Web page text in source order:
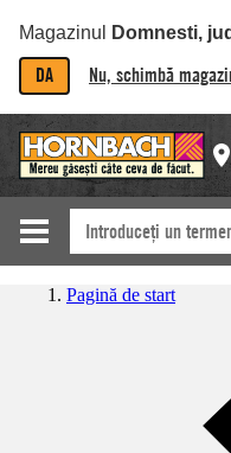
Magazinul Domnesti,
DA Nu, schimbă
Pagină de start